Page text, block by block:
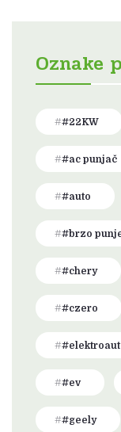
Oznake
#22KW
#ac punjač
#auto
#brzo
#chery
#czero
#ev
#geely